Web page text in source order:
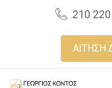
210
ΑΙΤΗΣΗ